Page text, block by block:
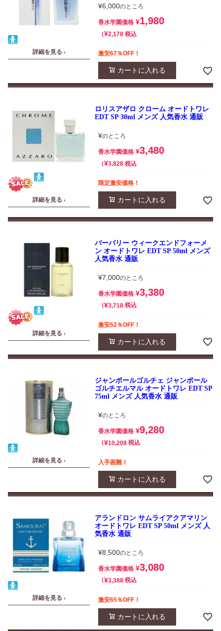
詳細を見る ›
¥6,000のところ
香水学園価格 ¥1,980
¥2,178 税込
激安67％OFF！
カートに入れる
詳細を見る ›
ロリスアザロ クローム オードトワレ
EDT SP 30ml メンズ 人気香水 通販
¥のところ
香水学園価格 ¥3,480
¥3,828 税込
限定激安価格！
カートに入れる
詳細を見る ›
バーバリー ウィークエンドフォーメ
ン オードトワレ EDT SP 50ml メンズ
人気香水 通販
¥7,000のところ
香水学園価格 ¥3,380
¥3,718 税込
激安52％OFF！
カートに入れる
詳細を見る ›
ジャンポールゴルチェ ジャンポール
ゴルチエルマル オードトワレ EDT SP
75ml メンズ 人気香水 通販
¥のところ
香水学園価格 ¥9,280
¥10,208 税込
入手困難！
カートに入れる
詳細を見る ›
アランドロン サムライアクアマリン
オードトワレ EDT SP 50ml メンズ 人
気香水 通販
¥8,500のところ
香水学園価格 ¥3,080
¥3,388 税込
激安65％OFF！
カートに入れる